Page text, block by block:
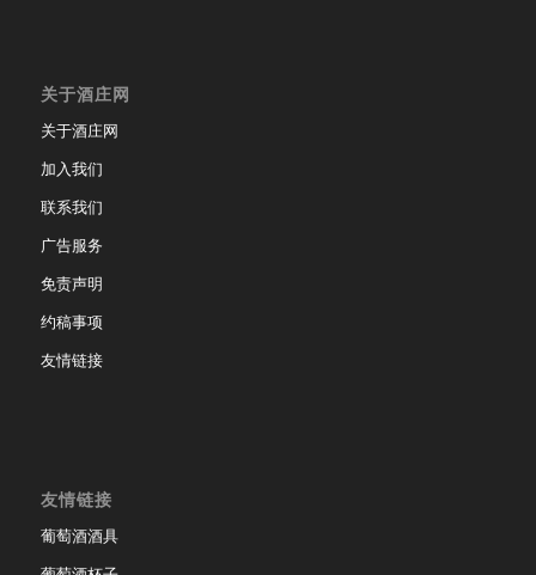
关于酒庄网
关于酒庄网
加入我们
联系我们
广告服务
免责声明
约稿事项
友情链接
友情链接
葡萄酒酒具